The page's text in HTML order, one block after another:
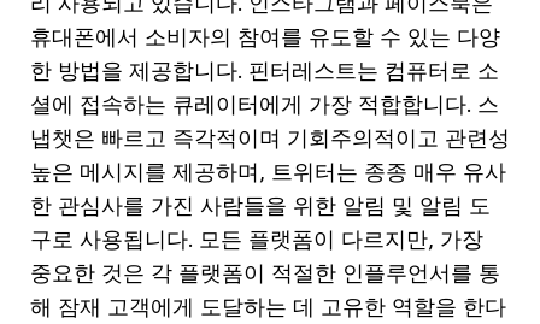
리 사용되고 있습니다. 인스타그램과 페이스북은
휴대폰에서 소비자의 참여를 유도할 수 있는 다양
한 방법을 제공합니다. 핀터레스트는 컴퓨터로 소
셜에
접속하는 큐레이터에게 가장 적합합니다. 스
냅챗은 빠르고 즉각적이며 기회주의적이고 관련성
높은 메시지를 제공하며 , 트위터는 종종 매우 유사
한 관심사를 가진 사람들을 위한 알림 및 알림 도
구로 사용됩니다. 모든 플랫폼이 다르지만, 가장
중요한 것은 각 플랫폼이 적절한 인플루언서를 통
해 잠재 고객에게 도달하는 데 고유한 역할을 한다